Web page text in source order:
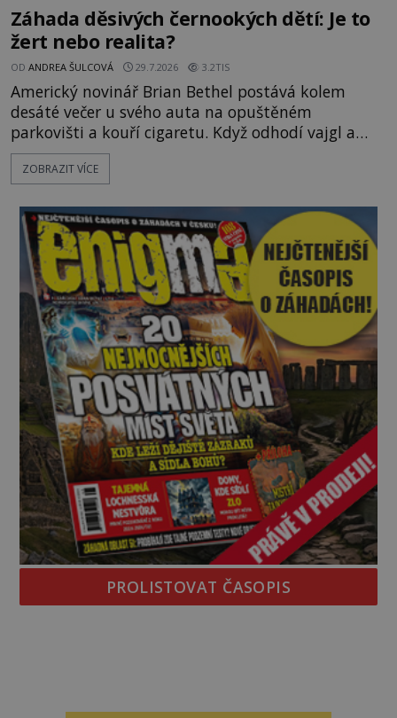
Záhada děsivých černookých dětí: Je to
žert nebo realita?
OD ANDREA ŠULCOVÁ 29.7.2026 3.2TIS
Americký novinář Brian Bethel postává kolem
desáté večer u svého auta na opuštěném
parkovišti a kouří cigaretu. Když odhodí vajgl a
chystá se nastoupit do auta, přijdou k němu dva
mladí chlapci, kterým může být okolo 14 let.
pouhých několik minut od tohoto parkoviště,“
zeptá se suverénně jeden z nich. P
ZOBRAZIT VÍCE
PROLISTOVAT ČASOPIS